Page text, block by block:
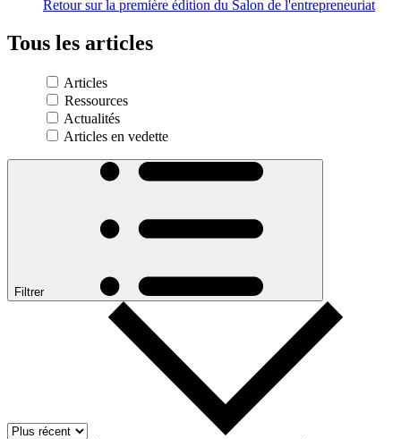
Retour sur la première édition du Salon de l'entrepreneuriat
Tous les articles
Articles
Ressources
Actualités
Articles en vedette
Filtrer